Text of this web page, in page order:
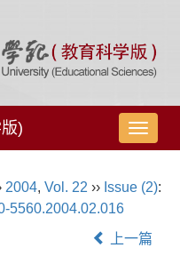
导
航
换
)
2004, Vol. 22 ›› Issue (2):
5560.2004.02.016
上一篇